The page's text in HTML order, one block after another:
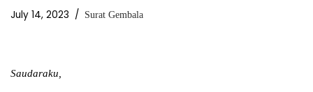
July 14, 2023 Surat Gembala
Saudaraku,